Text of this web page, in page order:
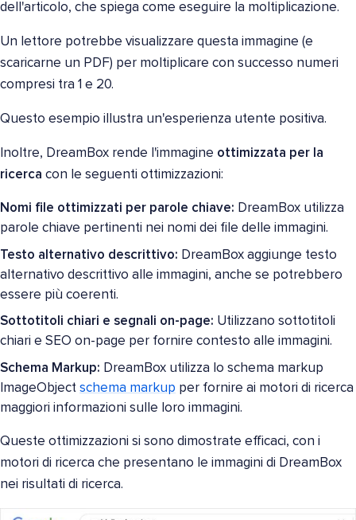
dell'articolo, che spiega come eseguire la moltiplicazione.
Un lettore potrebbe visualizzare questa immagine (e
scaricarne un PDF) per moltiplicare con successo numeri
compresi tra 1 e 20.
Questo esempio illustra un'esperienza utente positiva.
Inoltre, DreamBox rende l'immagine ottimizzata per la
ricerca con le seguenti ottimizzazioni:
Nomi file ottimizzati per parole chiave: DreamBox utilizza
parole chiave pertinenti nei nomi dei file delle immagini.
Testo alternativo descrittivo: DreamBox aggiunge testo
alternativo descrittivo alle immagini, anche se potrebbero
essere più coerenti.
Sottotitoli chiari e segnali on-page: Utilizzano sottotitoli
chiari e SEO on-page per fornire contesto alle immagini.
Schema Markup: DreamBox utilizza lo schema markup
ImageObject schema markup per fornire ai motori di ricerca
maggiori informazioni sulle loro immagini.
Queste ottimizzazioni si sono dimostrate efficaci, con i
motori di ricerca che presentano le immagini di DreamBox
nei risultati di ricerca.